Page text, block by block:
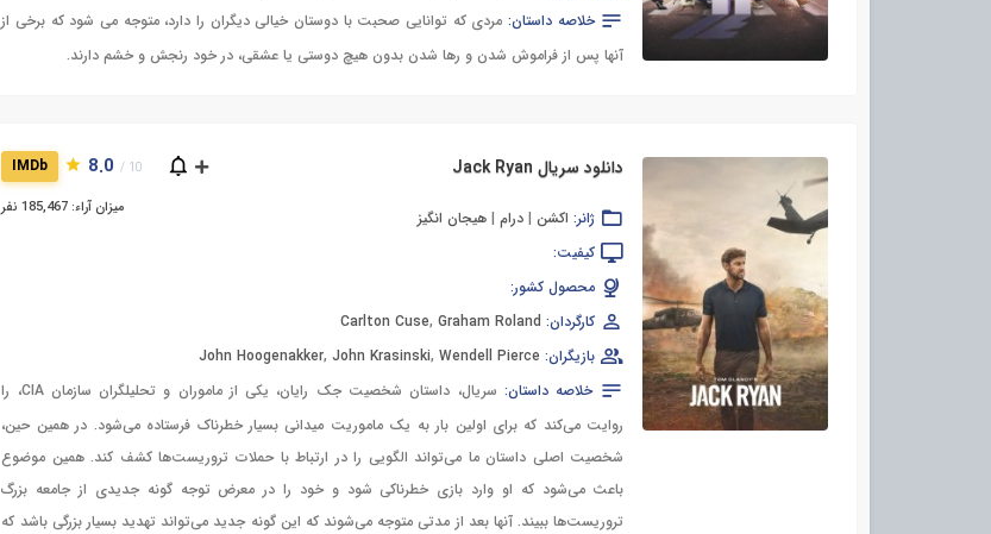
خلاصه داستان: مردی که توانایی صحبت با دوستان خیالی دیگران را دارد، متوجه می شود که برخی از
آنها پس از فراموش شدن و رها شدن بدون هیچ دوستی یا عشقی، در خود رنجش و خشم دارند.
دانلود سریال Jack Ryan 10 /
8.0
IMDb
میزان آراء: 185,467 نفر ژانر: اکشن| درام| هیجان انگیز
کیفیت:
محصول کشور:
کارگردان:
Carlton Cuse,Graham Roland
بازیگران:
John Hoogenakker,John Krasinski,Wendell Pierce
خلاصه داستان:
سریال، داستان شخصیت جک رایان، یکی از ماموران و تحلیلگران سازمان CIA، را
روایت می‌کند که برای اولین بار به یک ماموریت میدانی بسیار خطرناک فرستاده می‌شود. در همین حین،
شخصیت اصلی داستان ما می‌تواند الگویی را در ارتباط با حملات تروریست‌ها کشف کند. همین موضوع
باعث می‌شود که او وارد بازی خطرناکی شود و خود را در معرض توجه گونه جدیدی از جامعه بزرگ
تروریست‌ها ببیند. آنها بعد از مدتی متوجه می‌شوند که این گونه جدید می‌تواند تهدید بسیار بزرگی باشد که